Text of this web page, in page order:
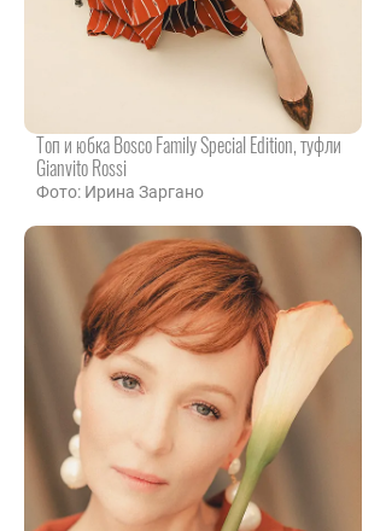
Топ и юбка Bosco Family Special Edition, туфли
Gianvito Rossi
Фото: Ирина Заргано